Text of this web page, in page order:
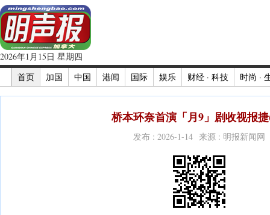
2026年1月15日 星期四
首页
加国 中国 港闻 国际 娱乐 财经 · 科技 时尚 ·
桥本环奈首演「月9」剧收视报
发布 : 2026-1-14 来源 : 明报新闻网